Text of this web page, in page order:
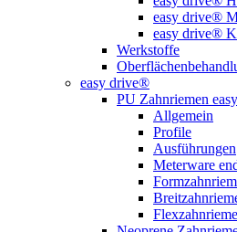
easy drive®
easy drive®
Werkstoffe
easy drive®
PU Zahnriemen
Allgemein
Profile
Ausführungen
Meterware